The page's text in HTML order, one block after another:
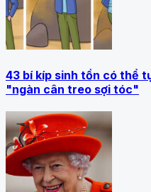
43 bí kíp sinh tồn có thể
"ngàn cân treo sợi tóc"